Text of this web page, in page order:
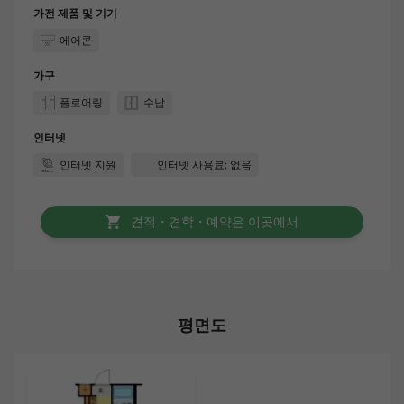
가전 제품 및 기기
에어콘
가구
플로어링
수납
인터넷
인터넷 지원
인터넷 사용료: 없음
견적・견학・예약은 이곳에서
평면도